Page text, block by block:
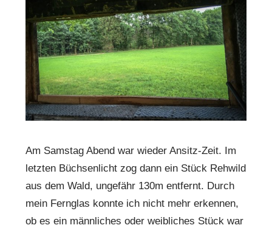
Am Samstag Abend war wieder Ansitz-Zeit. Im
letzten Büchsenlicht zog dann ein Stück Rehwild
aus dem Wald, ungefähr 130m entfernt. Durch
mein Fernglas konnte ich nicht mehr erkennen,
ob es ein männliches oder weibliches Stück war